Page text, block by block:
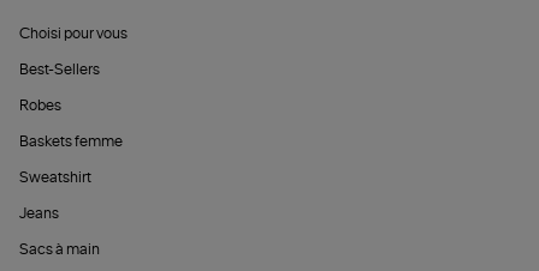
Choisi pour vous
Best-Sellers
Robes
Baskets femme
Sweatshirt
Jeans
Sacs à main